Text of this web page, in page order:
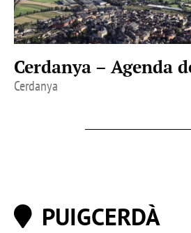
Cerdanya – Agenda
Cerdanya
PUIGCERDÀ